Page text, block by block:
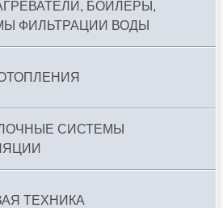
БОЙЛЕРЫ,
ФИЛЬТРАЦИИ ВОДЫ
СИСТЕМЫ
ТЕХНИКА